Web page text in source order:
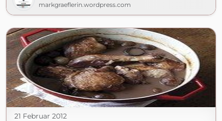
markgraeflerin.wordpress.com
21 Februar 2012